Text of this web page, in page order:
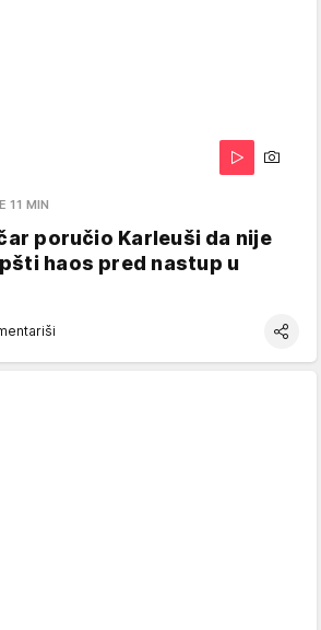
11 MIN
poručio Karleuši da nije
haos pred nastup u